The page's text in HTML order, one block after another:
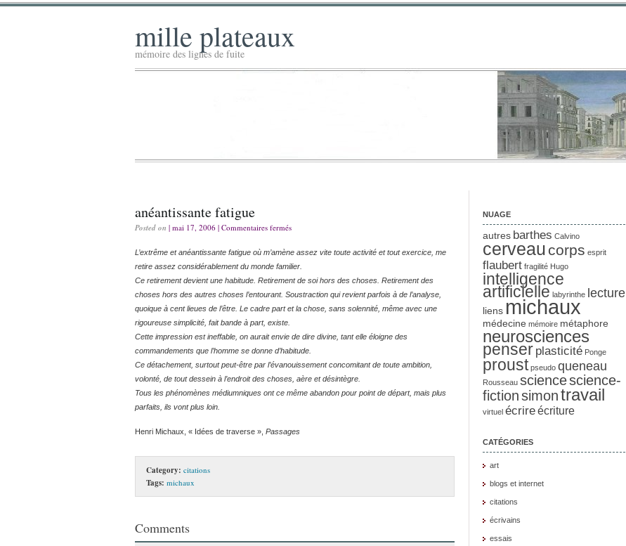
mille plateaux
mémoire des lignes de fuite
anéantissante fatigue
Posted on | mai 17, 2006 | Commentaires fermés
L’extrême et anéantissante fatigue où m’amène assez vite toute activité et tout exercice, me
retire assez considérablement du monde familier.
Ce retirement devient une habitude. Retirement de soi hors des choses. Retirement des
choses hors des autres choses l’entourant. Soustraction qui revient parfois à de l’analyse,
quoique à cent lieues de l’être. Le cadre part et la chose, sans solennité, même avec une
rigoureuse simplicité, fait bande à part, existe.
Cette impression est ineffable, on aurait envie de dire divine, tant elle éloigne des
commandements que l’homme se donne d’habitude.
Ce détachement, surtout peut-être par l’évanouissement concomitant de toute ambition,
volonté, de tout dessein à l’endroit des choses, aère et désintègre.
Tous les phénomènes médiumniques ont ce même abandon pour point de départ, mais plus
parfaits, ils vont plus loin.
Henri Michaux, « Idées de traverse », Passages
Category: citations
Tags: michaux
Comments
NUAGE
autres barthes Calvino
cerveau corps esprit
flaubert fragilité Hugo
intelligence
artificielle labyrinthe lecture
liens michaux
médecine mémoire métaphore
neurosciences
penser plasticité Ponge
proust pseudo queneau
Rousseau sciencescience-
fictionsimontravail
virtuel écrireécriture
CATÉGORIES
art
blogs et internet
citations
écrivains
essais